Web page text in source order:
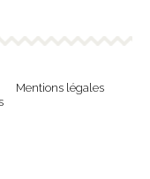
Mentions légales